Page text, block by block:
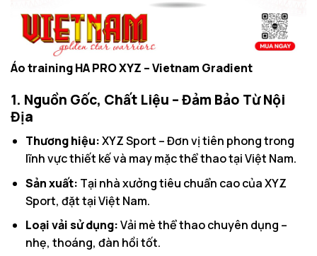
Áo training HA PRO XYZ – Vietnam Gradient
1. Nguồn Gốc, Chất Liệu – Đảm Bảo Từ Nội
Địa
Thương hiệu:XYZ Sport – Đơn vị tiên phong trong
lĩnh vực thiết kế và may mặc thể thao tại Việt Nam.
Sản xuất: Tại nhà xưởng tiêu chuẩn cao của XYZ
Sport, đặt tại Việt Nam.
Loại vải sử dụng:Vải mè thể thao chuyên dụng –
nhẹ, thoáng, đàn hồi tốt.